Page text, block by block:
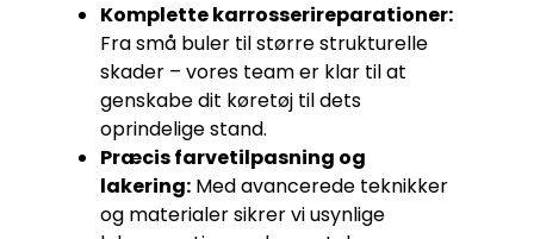
Komplette karrosserireparationer:
Fra små buler til større strukturelle
skader – vores team er klar til at
genskabe dit køretøj til dets
oprindelige stand.
Præcis farvetilpasning og
lakering: Med avancerede teknikker
og materialer sikrer vi usynlige